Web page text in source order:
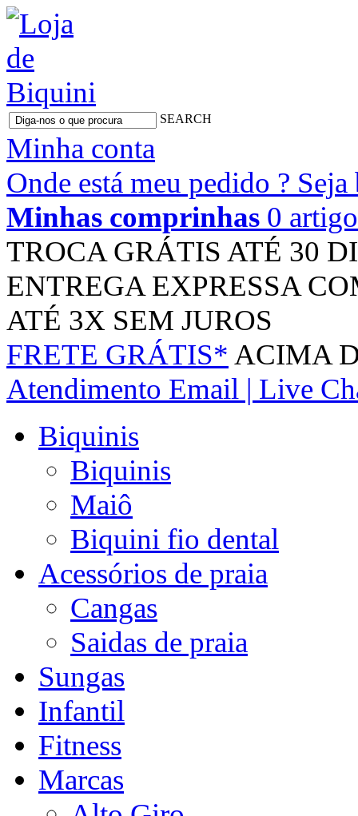
SEARCH
Minha conta
Onde está meu pedido ?
Minhas comprinhas 0
TROCA GRÁTIS ATÉ 30
ENTREGA EXPRESSA
ATÉ 3X SEM JUROS
FRETE GRÁTIS* ACIMA
Atendimento Email | Live
Biquinis
Biquinis
Maiô
Biquini fio dental
Acessórios de praia
Cangas
Saidas de praia
Sungas
Infantil
Fitness
Marcas